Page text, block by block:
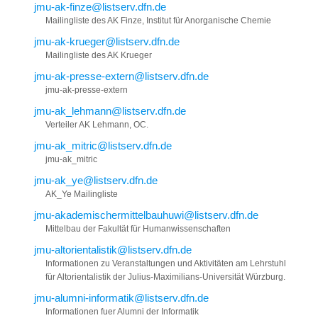
jmu-ak-finze@listserv.dfn.de
Mailingliste des AK Finze, Institut für Anorganische Chemie
jmu-ak-krueger@listserv.dfn.de
Mailingliste des AK Krueger
jmu-ak-presse-extern@listserv.dfn.de
jmu-ak-presse-extern
jmu-ak_lehmann@listserv.dfn.de
Verteiler AK Lehmann, OC.
jmu-ak_mitric@listserv.dfn.de
jmu-ak_mitric
jmu-ak_ye@listserv.dfn.de
AK_Ye Mailingliste
jmu-akademischermittelbauhuwi@listserv.dfn.de
Mittelbau der Fakultät für Humanwissenschaften
jmu-altorientalistik@listserv.dfn.de
Informationen zu Veranstaltungen und Aktivitäten am Lehrstuhl
für Altorientalistik der Julius-Maximilians-Universität Würzburg.
jmu-alumni-informatik@listserv.dfn.de
Informationen fuer Alumni der Informatik